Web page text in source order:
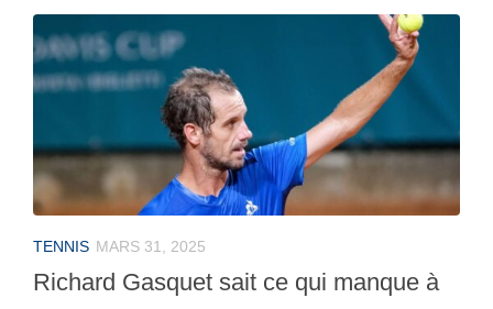
TENNIS MARS 31, 2025
Richard Gasquet sait ce qui manque à